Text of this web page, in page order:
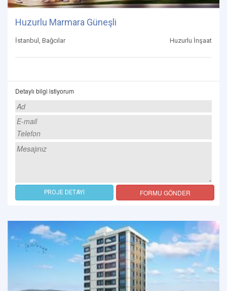
Huzurlu Marmara Güneşli
İstanbul, Bağcılar Huzurlu İnşaat
Detaylı bilgi istiyorum
PROJE DETAYI FORMU GÖNDER